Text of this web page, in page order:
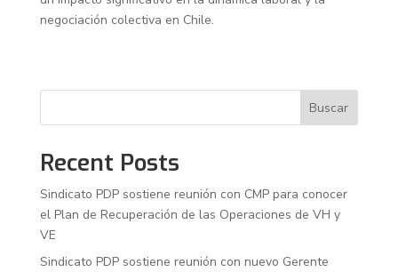
negociación colectiva en Chile.
Buscar
Recent Posts
Sindicato PDP sostiene reunión con CMP para conocer
el Plan de Recuperación de las Operaciones de VH y
VE
Sindicato PDP sostiene reunión con nuevo Gerente